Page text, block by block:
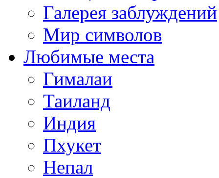
Галерея заблуждений
Мир символов
Любимые места
Гималаи
Таиланд
Индия
Пхукет
Непал